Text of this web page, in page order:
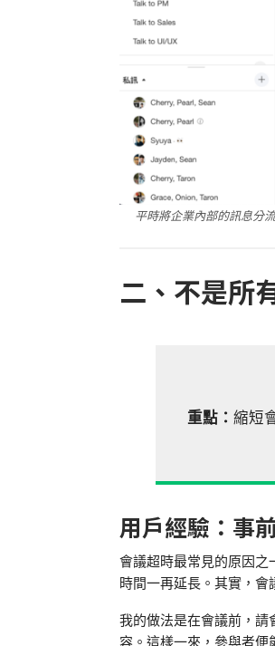
平時將企業內部的訊息分
二、不是所
重點： 縮短
用戶經驗：事
會議超時最常見的原因之
時間一再延長。其實，會
我的做法是在會議前，請
容。這樣一來，參與者便